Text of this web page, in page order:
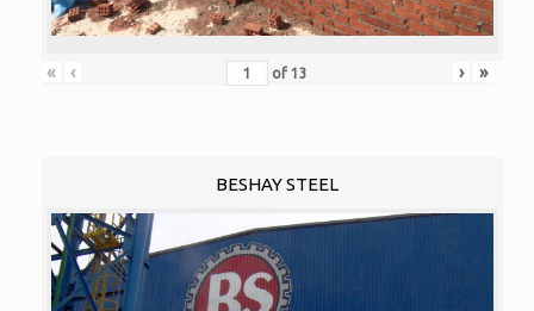
« ‹ of 13 › »
BESHAY STEEL